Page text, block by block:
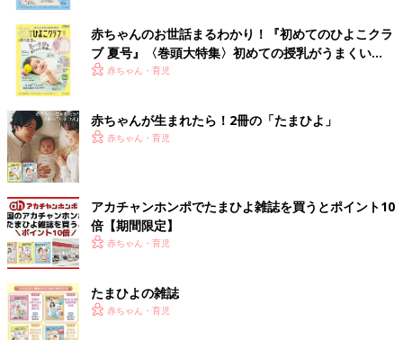
赤ちゃんのお世話まるわかり！『初めてのひよこクラ
ブ 夏号』〈巻頭大特集〉初めての授乳がうまくい
く！ おっぱい・ミルクの基本と夏のトラブル 解決テ
赤ちゃん・育児
赤ちゃんが生まれたら！2冊の「たまひよ」
赤ちゃん・育児
アカチャンホンポでたまひよ雑誌を買うとポイント10
倍【期間限定】
赤ちゃん・育児
たまひよの雑誌
赤ちゃん・育児